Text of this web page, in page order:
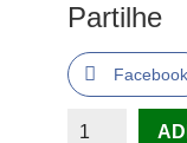
Partilhe
Facebook
Quantidade